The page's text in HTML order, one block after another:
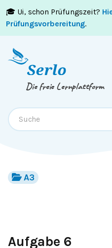
🎓 Ui, schon Prüfungszeit?
Prüfungsvorbereitung.
Springe zumInhaltoder
Die freie Lernplattform
A3
Aufgabe 6